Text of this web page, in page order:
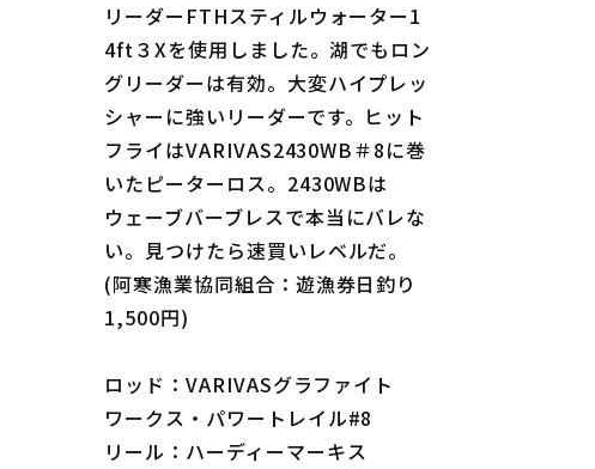
リーダーFTHスティルウォーター1
4ft３Xを使用しました。湖でもロン
グリーダーは有効。大変ハイプレッ
シャーに強いリーダーです。ヒット
フライはVARIVAS2430WB＃8に巻
いたピーターロス。2430WBは
ウェーブバーブレスで本当にバレな
い。見つけたら速買いレベルだ。
(阿寒漁業協同組合：遊漁券日釣り
1,500円)
ロッド：VARIVASグラファイト
ワークス・パワートレイル#8
リール：ハーディーマーキス